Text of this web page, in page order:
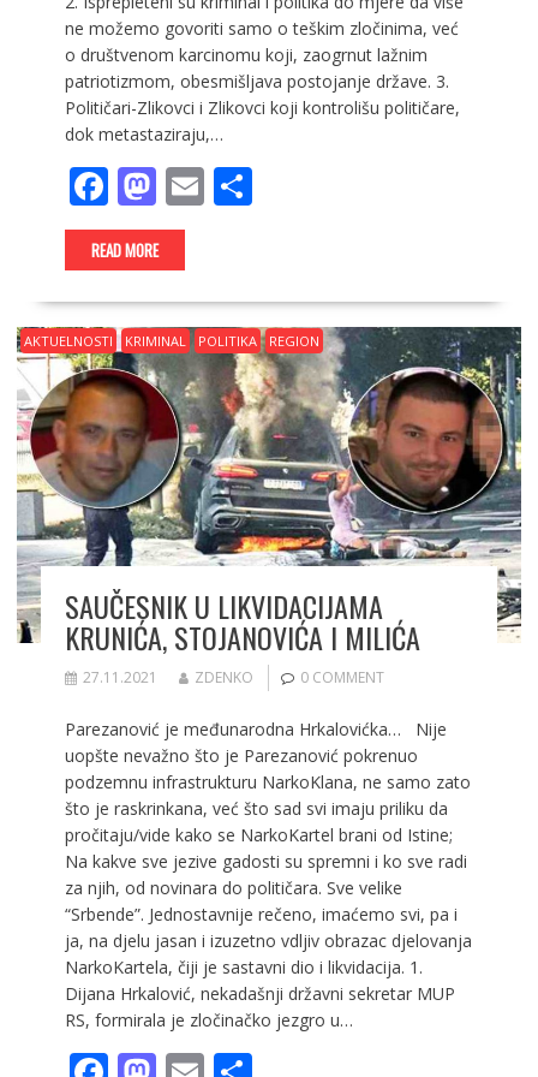
ne možemo govoriti samo o teškim zločinima, već
o društvenom karcinomu koji, zaogrnut lažnim
patriotizmom, obesmišljava postojanje države. 3.
Političari-Zlikovci i Zlikovci koji kontrolišu političare,
dok metastaziraju,…
F
ac
e
b
o
o
k
M
as
to
d
o
n
E
l
S
e
READ MORE
AKTUELNOSTI KRIMINAL POLITIKA REGION
SAUČESNIK U LIKVIDACIJAMA
KRUNIĆA, STOJANOVIĆA I MILIĆA
27.11.2021 ZDENKO 0 COMMENT
Parezanović je međunarodna Hrkalovićka… Nije
uopšte nevažno što je Parezanović pokrenuo
podzemnu infrastrukturu NarkoKlana, ne samo zato
što je raskrinkana, već što sad svi imaju priliku da
pročitaju/vide kako se NarkoKartel brani od Istine;
Na kakve sve jezive gadosti su spremni i ko sve radi
za njih, od novinara do političara. Sve velike
“Srbende”. Jednostavnije rečeno, imaćemo svi, pa i
ja, na djelu jasan i izuzetno vdljiv obrazac djelovanja
NarkoKartela, čiji je sastavni dio i likvidacija. 1.
Dijana Hrkalović, nekadašnji državni sekretar MUP
RS, formirala je zločinačko jezgro u…